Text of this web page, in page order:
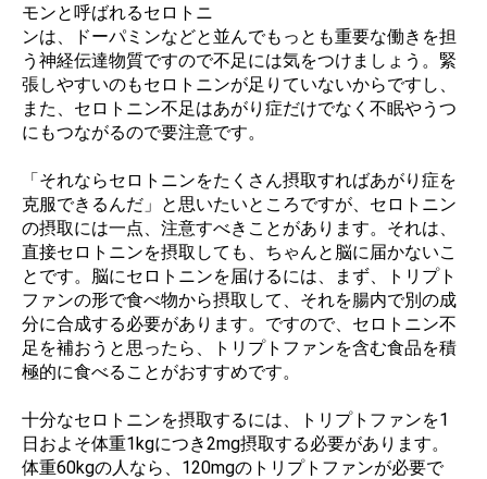
モンと呼ばれるセロトニ
ンは、ドーパミンなどと並んでもっとも重要な働きを担
う神経伝達物質ですので不足には気をつけましょう。緊
張しやすいのもセロトニンが足りていないからですし、
また、セロトニン不足はあがり症だけでなく不眠やうつ
にもつながるので要注意です。
「それならセロトニンをたくさん摂取すればあがり症を
克服できるんだ」と思いたいところですが、セロトニン
の摂取には一点、注意すべきことがあります。それは、
直接セロトニンを摂取しても、ちゃんと脳に届かないこ
とです。脳にセロトニンを届けるには、まず、トリプト
ファンの形で食べ物から摂取して、それを腸内で別の成
分に合成する必要があります。ですので、セロトニン不
足を補おうと思ったら、トリプトファンを含む食品を積
極的に食べることがおすすめです。
十分なセロトニンを摂取するには、トリプトファンを1
日およそ体重1kgにつき2mg摂取する必要があります。
体重60kgの人なら、120mgのトリプトファンが必要で